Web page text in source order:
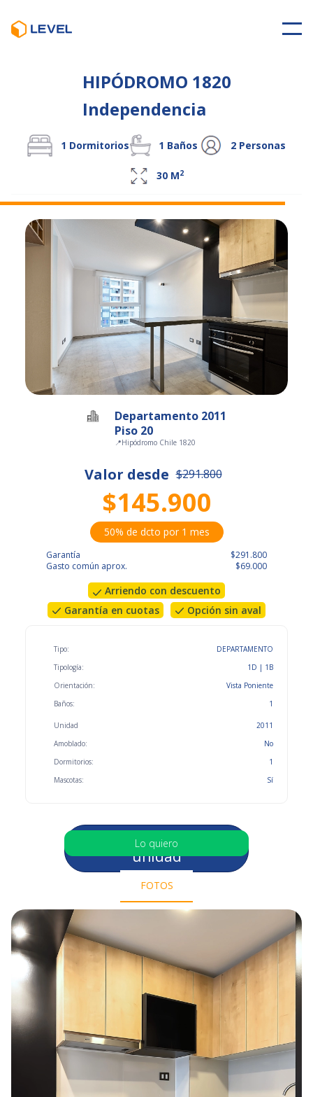
HIPÓDROMO 1820
Independencia
1 Dormitorios 1 Baños 2 Personas
30 M2
Departamento 2011
Piso 20
📍Hipódromo Chile 1820
Valor desde $291.800
$145.900
50% de dcto por 1 mes
Garantía
Gasto común aprox.
$291.800
$69.000
Arriendo con descuento
Garantía en cuotas
Opción sin aval
Tipo:
Tipología:
Orientación:
Baños:
DEPARTAMENTO
1D | 1B
Vista Poniente
1
Unidad
Amoblado:
Dormitorios:
Mascotas:
2011
No
1
Sí
Selecciona otra
unidad
Lo quiero
FOTOS